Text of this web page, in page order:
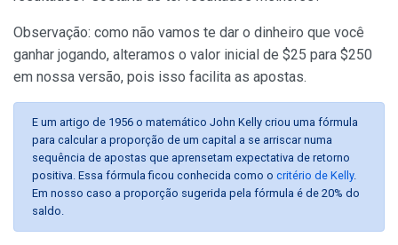
Observação: como não vamos te dar o dinheiro que você
ganhar jogando, alteramos o valor inicial de $25 para $250
em nossa versão, pois isso facilita as apostas.
E um artigo de 1956 o matemático John Kelly criou uma fórmula
para calcular a proporção de um capital a se arriscar numa
sequência de apostas que aprensetam expectativa de retorno
positiva. Essa fórmula ficou conhecida como o critério de Kelly.
Em nosso caso a proporção sugerida pela fórmula é de 20% do
saldo.